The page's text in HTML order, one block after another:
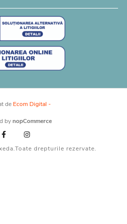
de Ecom Digital -
bynopCommerce
drepturile rezervate.